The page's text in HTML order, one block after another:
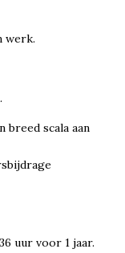
werk.
breed scala aan
uur voor 1 jaar.